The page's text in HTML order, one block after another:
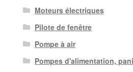
Moteurs électriques
Pilote de fenêtre
Pompe à air
Pompes d'alimentation,